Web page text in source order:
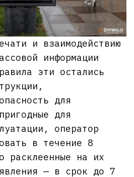
и взаимодействию
информации
эти остались
для
для
оператор
в течение 8
расклеенные на их
— в срок до 7